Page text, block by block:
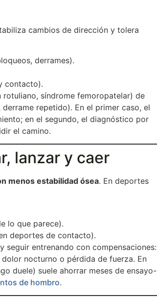
cambios de dirección y tolera
derrames).
contacto).
rotuliano, síndrome femoropatelar) de
repetido). En el primer caso, el
en el segundo, el diagnóstico por
el camino.
lanzar y caer
menos estabilidad ósea. En deportes
lo que parece).
deportes de contacto).
seguir entrenando con compensaciones:
nocturno o pérdida de fuerza. En
duele) suele ahorrar meses de ensayo-
de hombro.